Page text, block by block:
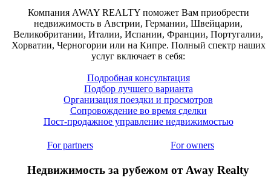
Компания AWAY REALTY поможет Вам приобрести
недвижимость в Австрии, Германии, Швейцарии,
Великобритании, Италии, Испании, Франции, Португалии,
Хорватии, Черногории или на Кипре. Полный спектр наших
услуг включает в себя:
Подробная консультация
Подбор лучшего варианта
Организация поездки и просмотров
Сопровождение во время сделки
Пост-продажное управление недвижимостью
For partners For owners
Недвижимость за рубежом от Away Realty